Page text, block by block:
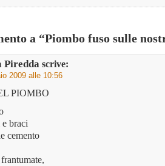
a “Piombo fuso sulle
Piredda scrive:
2009 alle 10:56
PIOMBO
e braci
cemento